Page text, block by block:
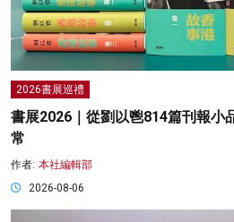
2026書展巡禮
書展2026｜從劉以鬯814篇刊報小
常
作者: 本社編輯部
2026-08-06